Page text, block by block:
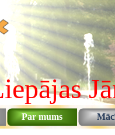
Par mums